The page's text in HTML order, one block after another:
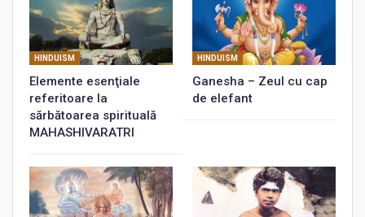
HINDUISM
Elemente esenţiale
referitoare la
sărbătoarea spirituală
MAHASHIVARATRI
HINDUISM
Ganesha – Zeul cu cap
de elefant